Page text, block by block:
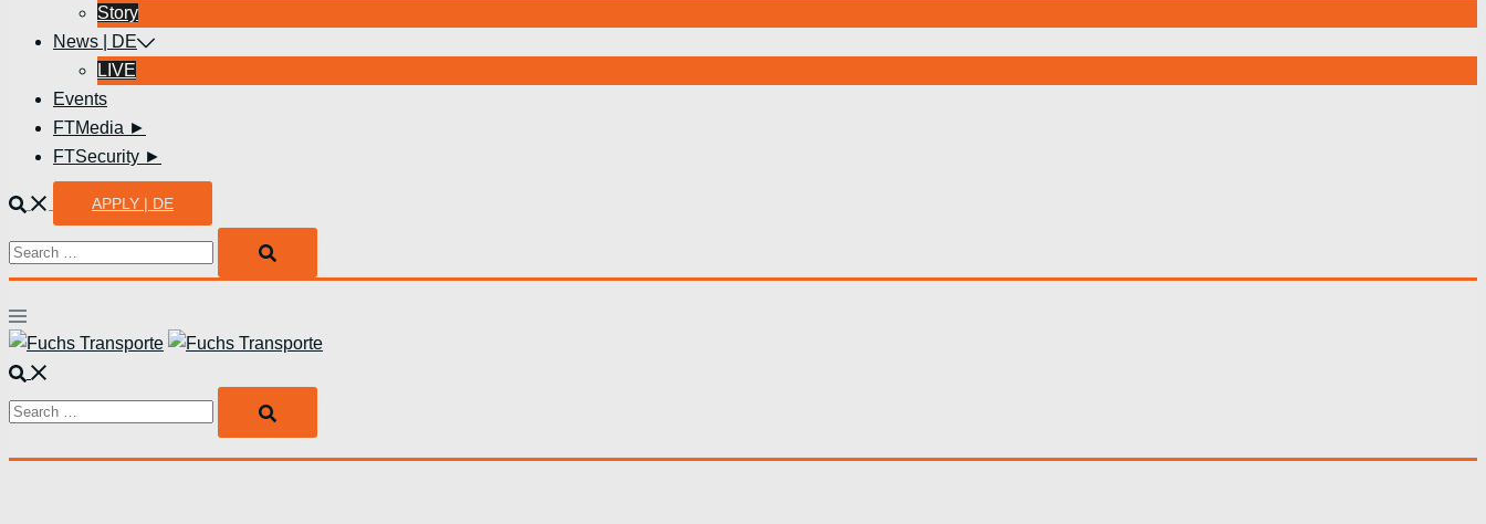
Story
News | DE
LIVE
Events
FTMedia ►
FTSecurity ►
Suche APPLY | DE
Search…
Menü
umschalten
Suche
Search…